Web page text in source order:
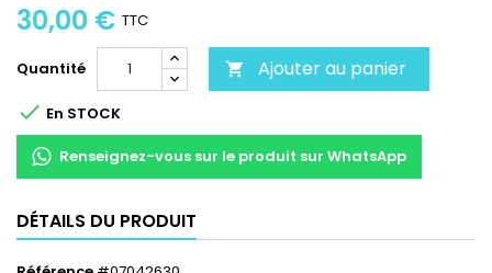
30,00 € TTC
Quantité  Ajouter au panier
 En STOCK
Renseignez-vous sur le produit sur WhatsApp
DÉTAILS DU PRODUIT